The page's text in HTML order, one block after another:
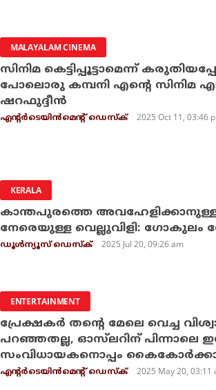
MALAYALAM CINEMA
സിനിമ കെട്ടിപ്പൂട്ടാമെന്ന്
പോലൊരു കമ്പനി എന്റെ സിനിമ
ഷറഫുദ്ദീന്‍
എന്റര്‍ടെയിന്‍മെന്റ് ഡെസ്‌ക് 2025 Oct 11, 03:46
KERALA
കാന്തപുരത്തെ
നേരെയുള്ള വെല്ലുവിളി: ഗോകുലം
ഡൂള്‍ന്യൂസ് ഡെസ്‌ക് 2025 Jul 20, 09:26 am
ENTERTAINMENT
പ്രേക്ഷകര്‍ തന്റെ മേലെ വെച്ച
പറഞ്ഞതല്ല, ഓസ്‌ലറിന് പിന്നാലെ
സംവിധായകനൊപ്പം
എന്റര്‍ടെയിന്‍മെന്റ് ഡെസ്‌ക് 2025 May 20, 03:11